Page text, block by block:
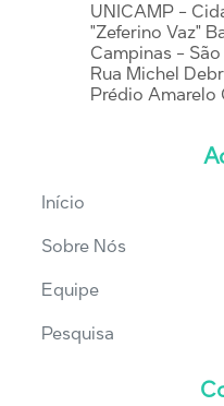
UNICAMP -
"Zeferino Vaz"
Campinas - São
Rua Michel
Prédio
Início
Sobre Nós
Equipe
Pesquisa